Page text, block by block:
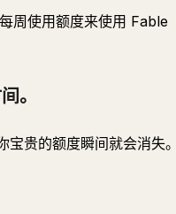
周使用额度来使用 Fable
。
贵的额度瞬间就会消失。